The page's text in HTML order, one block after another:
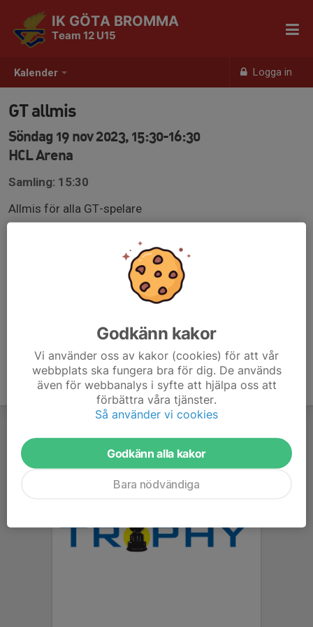
Kalender Logga in
IK GÖTA BROMMA
Team 12 U15
GT allmis
Söndag 19 nov 2023, 15:30-16:30
HCL Arena
Samling: 15:30
Allmis för alla GT-spelare
Godkänn kakor
Vi använder oss av kakor (cookies) för att vår
webbplats ska fungera bra för dig. De används
även för webbanalys i syfte att hjälpa oss att
förbättra våra tjänster.
Så använder vi cookies
Godkänn alla kakor
Bara nödvändiga